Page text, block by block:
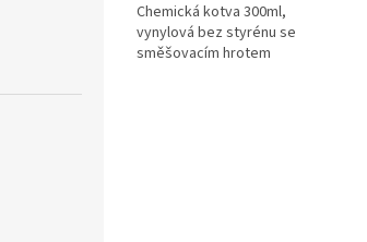
Chemická kotva 300ml,
vynylová bez styrénu se
směšovacím hrotem